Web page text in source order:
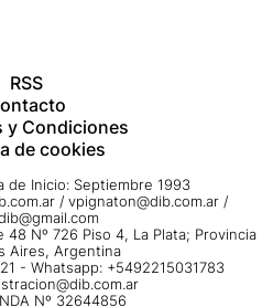
RSS
y Condiciones
de cookies
de Inicio: Septiembre 1993
/ vpignaton@dib.com.ar /
Nº 726 Piso 4, La Plata; Provincia
Aires, Argentina
- Whatsapp: +5492215031783
Nº 32644856